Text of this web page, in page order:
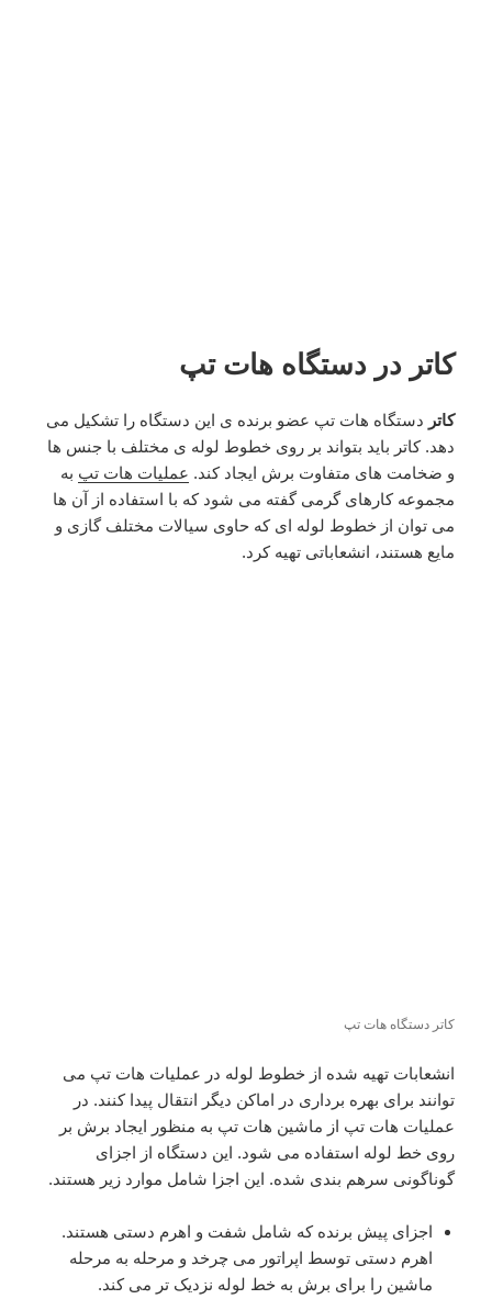
کاتر در دستگاه هات تپ
کاتر دستگاه هات تپ عضو برنده ی این دستگاه را تشکیل می
دهد. کاتر باید بتواند بر روی خطوط لوله ی مختلف با جنس ها
و ضخامت های متفاوت برش ایجاد کند. عملیات هات تپ به
مجموعه کارهای گرمی گفته می شود که با استفاده از آن ها
می توان از خطوط لوله ای که حاوی سیالات مختلف گازی و
مایع هستند، انشعاباتی تهیه کرد.
کاتر دستگاه هات تپ
انشعابات تهیه شده از خطوط لوله در عملیات هات تپ می
توانند برای بهره برداری در اماکن دیگر انتقال پیدا کنند. در
عملیات هات تپ از ماشین هات تپ به منظور ایجاد برش بر
روی خط لوله استفاده می شود. این دستگاه از اجزای
گوناگونی سرهم بندی شده. این اجزا شامل موارد زیر هستند.
اجزای پیش برنده که شامل شفت و اهرم دستی هستند.
اهرم دستی توسط اپراتور می چرخد و مرحله به مرحله
ماشین را برای برش به خط لوله نزدیک تر می کند.